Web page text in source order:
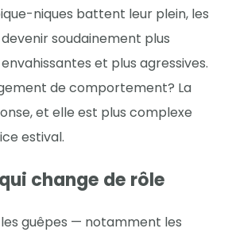
niques battent leur plein, les
soudainement plus
et plus agressives.
de comportement? La
et elle est plus complexe
estival.
change de rôle
les guêpes — notamment les